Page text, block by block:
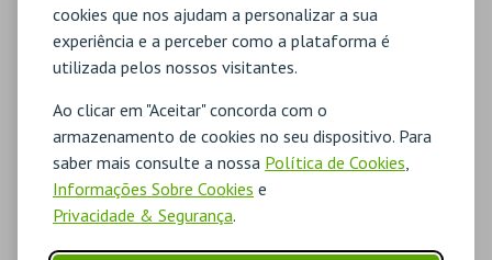
cookies que nos ajudam a personalizar a sua
experiência e a perceber como a plataforma é
utilizada pelos nossos visitantes.
Ao clicar em "Aceitar" concorda com o
armazenamento de cookies no seu dispositivo. Para
saber mais consulte a nossa Política de Cookies,
Informações Sobre Cookies e
Privacidade & Segurança.
COMPRAR COMPRAR